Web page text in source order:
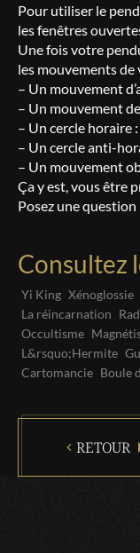
Pour utiliser le
les fenêtres
Une fois votre
les mouvements de
– Un mouvement
– Un mouvement
– Un cercle horaire
– Un cercle anti-
– Un mouvement
Ça y est, vous être
Posez une
Consultez
Yi King Xénoglossie
La réincarnation
Occultisme
L&rsquo;Hermite
Cartomancie Boule
RETOUR